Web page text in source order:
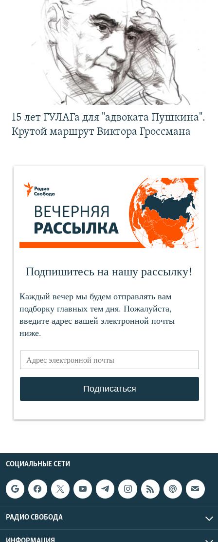
15 лет ГУЛАГа для "адвоката Пушкина".
Крутой маршрут Виктора Гроссмана
СОЦИАЛЬНЫЕ СЕТИ
РАДИО СВОБОДА